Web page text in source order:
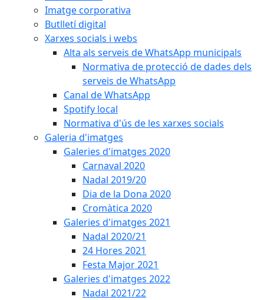
Imatge corporativa
Butlletí digital
Xarxes socials i webs
Alta als serveis de WhatsApp municipals
Normativa de protecció de dades dels
serveis de WhatsApp
Canal de WhatsApp
Spotify local
Normativa d'ús de les xarxes socials
Galeria d'imatges
Galeries d'imatges 2020
Carnaval 2020
Nadal 2019/20
Dia de la Dona 2020
Cromàtica 2020
Galeries d'imatges 2021
Nadal 2020/21
24 Hores 2021
Festa Major 2021
Galeries d'imatges 2022
Nadal 2021/22